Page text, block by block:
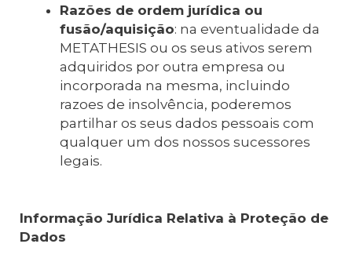
Razões de ordem jurídica ou
fusão/aquisição: na eventualidade da
METATHESIS ou os seus ativos serem
adquiridos por outra empresa ou
incorporada na mesma, incluindo
razoes de insolvência, poderemos
partilhar os seus dados pessoais com
qualquer um dos nossos sucessores
legais.
Informação Jurídica Relativa à Proteção de
Dados